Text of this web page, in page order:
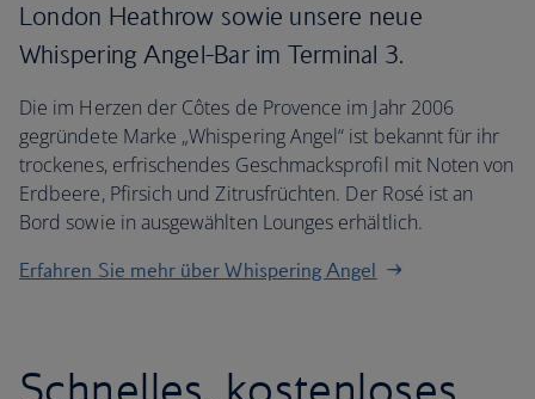
London Heathrow sowie unsere neue
Whispering Angel-Bar im Terminal 3.
Die im Herzen der Côtes de Provence im Jahr 2006
gegründete Marke „Whispering Angel“ ist bekannt für ihr
trockenes, erfrischendes Geschmacksprofil mit Noten von
Erdbeere, Pfirsich und Zitrusfrüchten. Der Rosé ist an
Bord sowie in ausgewählten Lounges erhältlich.
Erfahren Sie mehr über Whispering Angel